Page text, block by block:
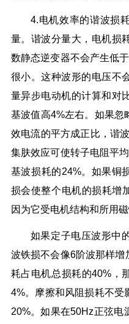
4.电机效率的谐波损
量。谐波分量大，电机损
数静态逆变器不会产生低
很小。这种波形的电压不
量异步电动机的计算和对
基波值高4%左右。如果忽
效电流的平方成正比，谐
集肤效应可使转子电阻平
基波损耗的24%。如果铜
损会使整个电机的损耗增
因为它受电机结构和所用磁
如果定子电压波形中
波铁损不会像6阶波那样增
耗占电机总损耗的40%，
4%。摩擦和风阻损耗不受
20%。如果在50Hz正弦电